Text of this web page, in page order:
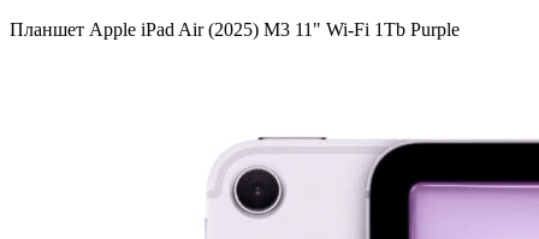
Планшет Apple iPad Air (2025) M3 11" Wi-Fi 1Tb Purple